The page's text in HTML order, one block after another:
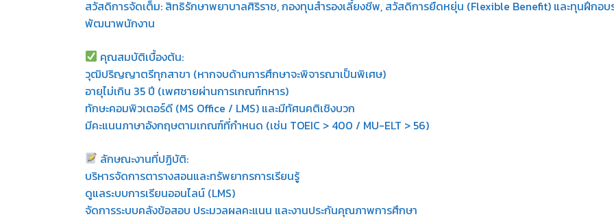
สวัสดิการจัดเต็ม: สิทธิรักษาพยาบาลศิริราช, กองทุนสำรองเลี้ยงชีพ, สวัสดิการยืดหยุ่น (Flexible Benefit) และทุนฝึกอบ
พัฒนาพนักงาน
คุณสมบัติเบื้องต้น:
วุฒิปริญญาตรีทุกสาขา (หากจบด้านการศึกษาจะพิจารณาเป็นพิเศษ)
อายุไม่เกิน 35 ปี (เพศชายผ่านการเกณฑ์ทหาร)
ทักษะคอมพิวเตอร์ดี (MS Office / LMS) และมีทัศนคติเชิงบวก
มีคะแนนภาษาอังกฤษตามเกณฑ์ที่กำหนด (เช่น TOEIC > 400 / MU-ELT > 56)
ลักษณะงานที่ปฏิบัติ:
บริหารจัดการตารางสอนและทรัพยากรการเรียนรู้
ดูแลระบบการเรียนออนไลน์ (LMS)
จัดการระบบคลังข้อสอบ ประมวลผลคะแนน และงานประกันคุณภาพการศึกษา